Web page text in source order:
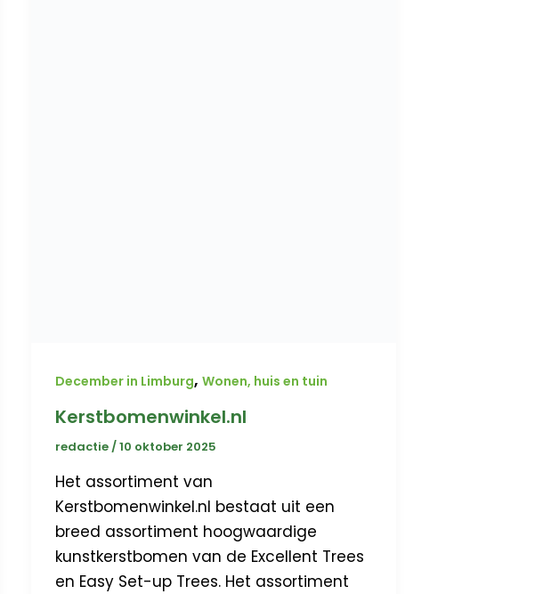
December in Limburg, Wonen, huis en tuin
Kerstbomenwinkel.nl
redactie/10 oktober 2025
Het assortiment van
Kerstbomenwinkel.nl bestaat uit een
breed assortiment hoogwaardige
kunstkerstbomen van de Excellent Trees
en Easy Set-up Trees. Het assortiment